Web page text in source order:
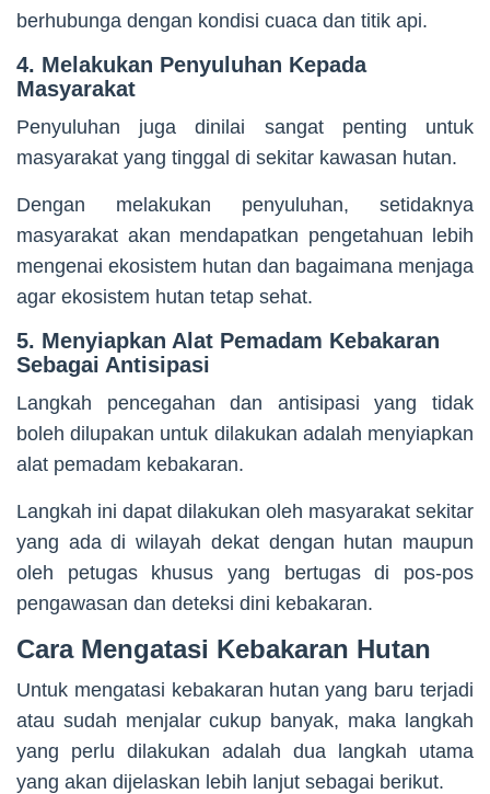
berhubunga dengan kondisi cuaca dan titik api.
4. Melakukan Penyuluhan Kepada
Masyarakat
Penyuluhan juga dinilai sangat penting untuk
masyarakat yang tinggal di sekitar kawasan hutan.
Dengan melakukan penyuluhan, setidaknya
masyarakat akan mendapatkan pengetahuan lebih
mengenai ekosistem hutan dan bagaimana menjaga
agar ekosistem hutan tetap sehat.
5. Menyiapkan Alat Pemadam Kebakaran
Sebagai Antisipasi
Langkah pencegahan dan antisipasi yang tidak
boleh dilupakan untuk dilakukan adalah menyiapkan
alat pemadam kebakaran.
Langkah ini dapat dilakukan oleh masyarakat sekitar
yang ada di wilayah dekat dengan hutan maupun
oleh petugas khusus yang bertugas di pos-pos
pengawasan dan deteksi dini kebakaran.
Cara Mengatasi Kebakaran Hutan
Untuk mengatasi kebakaran hutan yang baru terjadi
atau sudah menjalar cukup banyak, maka langkah
yang perlu dilakukan adalah dua langkah utama
yang akan dijelaskan lebih lanjut sebagai berikut.